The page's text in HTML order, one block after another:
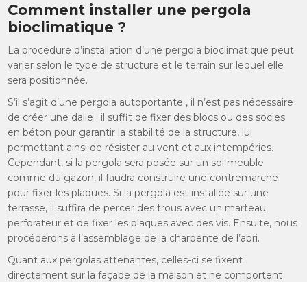
Comment installer une pergola
bioclimatique ?
La procédure d’installation d’une pergola bioclimatique peut
varier selon le type de structure et le terrain sur lequel elle
sera positionnée.
S’il s’agit d’une pergola autoportante , il n’est pas nécessaire
de créer une dalle : il suffit de fixer des blocs ou des socles
en béton pour garantir la stabilité de la structure, lui
permettant ainsi de résister au vent et aux intempéries.
Cependant, si la pergola sera posée sur un sol meuble
comme du gazon, il faudra construire une contremarche
pour fixer les plaques. Si la pergola est installée sur une
terrasse, il suffira de percer des trous avec un marteau
perforateur et de fixer les plaques avec des vis. Ensuite, nous
procéderons à l’assemblage de la charpente de l’abri.
Quant aux pergolas attenantes, celles-ci se fixent
directement sur la façade de la maison et ne comportent